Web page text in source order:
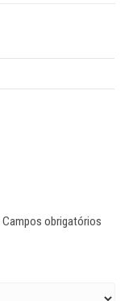
Campos obrigatórios